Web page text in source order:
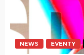
NEWS EVENTY